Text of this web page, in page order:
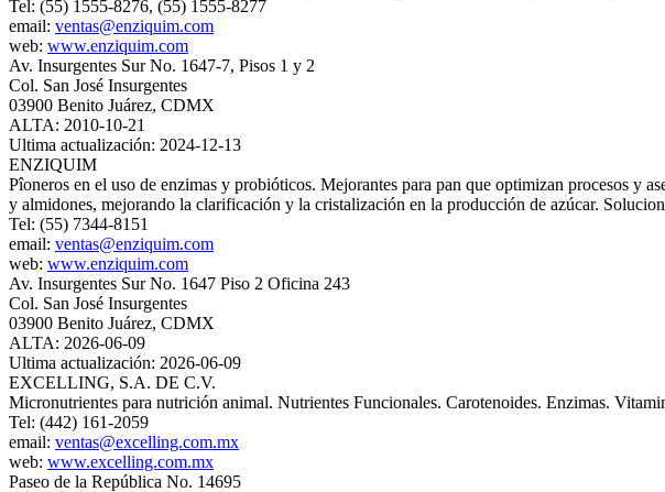
Tel: (55) 1555-8276, (55) 1555-8277
email: ventas@enziquim.com
web: www.enziquim.com
Av. Insurgentes Sur No. 1647-7, Pisos 1 y 2
Col. San José Insurgentes
03900 Benito Juárez, CDMX
ALTA: 2010-10-21
Ultima actualización: 2024-12-13
ENZIQUIM
Pîoneros en el uso de enzimas y probióticos. Mejorantes para pan que optimizan procesos y
y almidones, mejorando la clarificación y la cristalización en la producción de azúcar.
Tel: (55) 7344-8151
email: ventas@enziquim.com
web: www.enziquim.com
Av. Insurgentes Sur No. 1647 Piso 2 Oficina 243
Col. San José Insurgentes
03900 Benito Juárez, CDMX
ALTA: 2026-06-09
Ultima actualización: 2026-06-09
EXCELLING, S.A. DE C.V.
Micronutrientes para nutrición animal. Nutrientes Funcionales. Carotenoides. Enzimas.
Tel: (442) 161-2059
email: ventas@excelling.com.mx
web: www.excelling.com.mx
Paseo de la República No. 14695